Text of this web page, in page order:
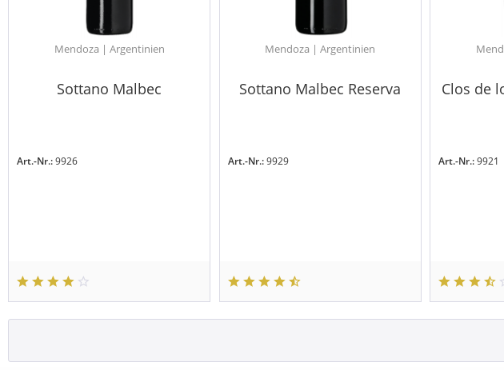
Mendoza | Argentinien
Sottano Malbec
Art.-Nr.:9926
Mendoza | Argentinien
Sottano Malbec Reserva
Art.-Nr.:9929
Clos de
Art.-Nr.:9921